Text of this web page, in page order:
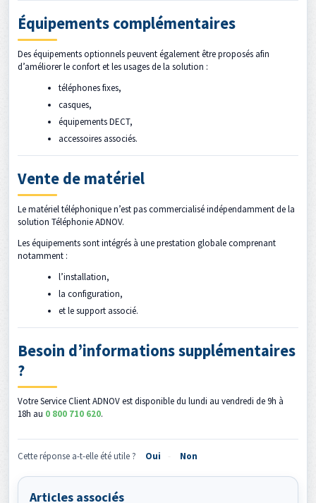
Équipements complémentaires
Des équipements optionnels peuvent également être proposés afin
d’améliorer le confort et les usages de la solution :
téléphones fixes,
casques,
équipements DECT,
accessoires associés.
Vente de matériel
Le matériel téléphonique n’est pas commercialisé indépendamment de la
solution Téléphonie ADNOV.
Les équipements sont intégrés à une prestation globale comprenant
notamment :
l’installation,
la configuration,
et le support associé.
Besoin d’informations supplémentaires
?
Votre Service Client ADNOV est disponible du lundi au vendredi de 9h à
18h au 0 800 710 620.
Cette réponse a-t-elle été utile ? Oui Non
Articles associés